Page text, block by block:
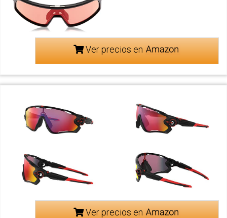
Ver precios en
Ver precios en